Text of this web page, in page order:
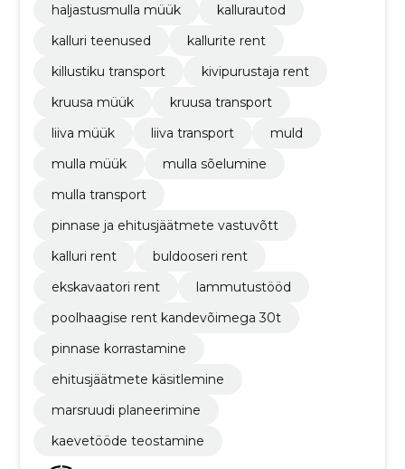
haljastusmulla müük
kallurautod
kalluri teenused
kallurite rent
killustiku transport
kivipurustaja rent
kruusa müük
kruusa transport
liiva müük
liiva transport
muld
mulla müük
mulla sõelumine
mulla transport
pinnase ja ehitusjäätmete vastuvõtt
kalluri rent
buldooseri rent
ekskavaatori rent
lammutustööd
poolhaagise rent kandevõimega 30t
pinnase korrastamine
ehitusjäätmete käsitlemine
marsruudi planeerimine
kaevetööde teostamine